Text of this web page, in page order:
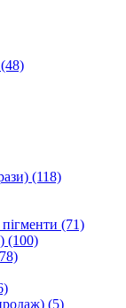
(48)
(118)
(71)
(100)
(5)